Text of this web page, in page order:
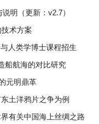
明（更新：v2.7）
术方案
人类学博士课程招生
船航海的对比研究
元明鼎革
土洋鸦片之争为例
有关中国海上丝绸之路